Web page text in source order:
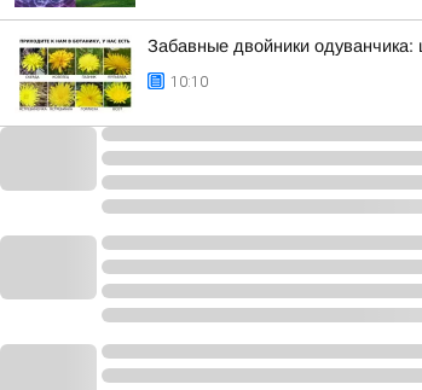
Забавные двойники одуванчика:
10:10